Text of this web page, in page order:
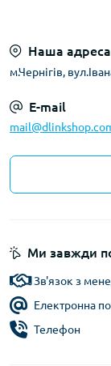
Наша адреса
м.Чернігів,
E-mail
Ми завжди
Зв'язок з
Електронна
Телефон